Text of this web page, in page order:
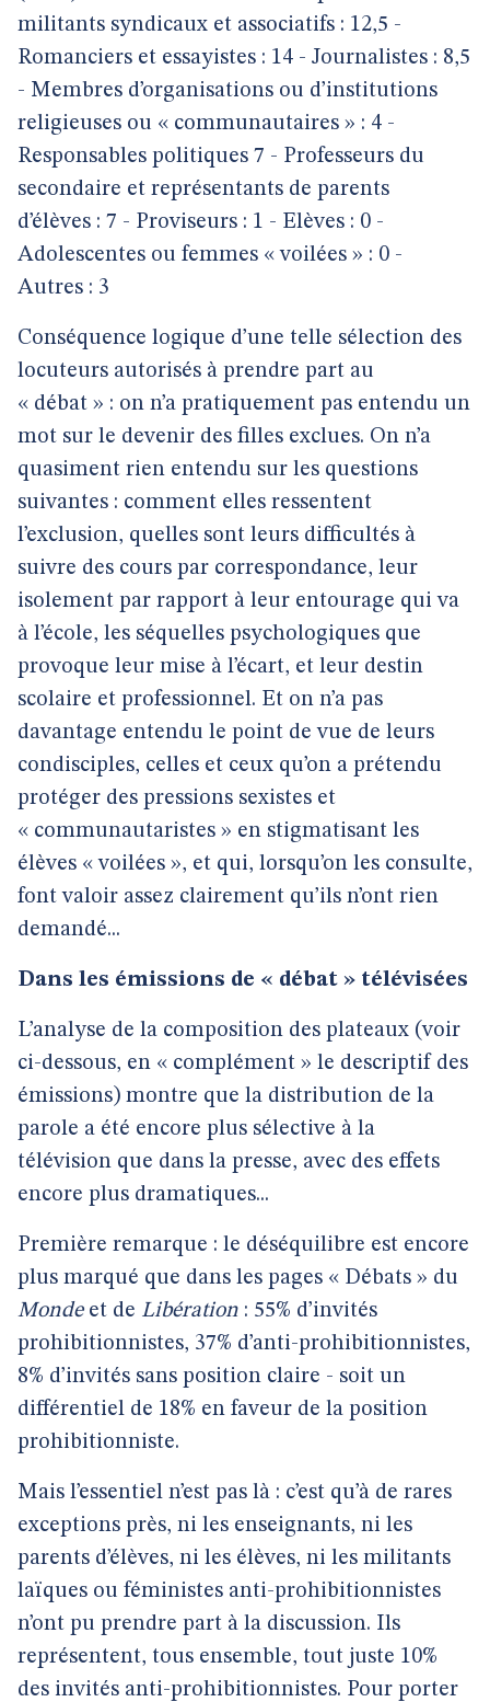
militants syndicaux et associatifs : 12,5 -
Romanciers et essayistes : 14 - Journalistes : 8,5
- Membres d’organisations ou d’institutions
religieuses ou « communautaires » : 4 -
Responsables politiques 7 - Professeurs du
secondaire et représentants de parents
d’élèves : 7 - Proviseurs : 1 - Elèves : 0 -
Adolescentes ou femmes « voilées » : 0 -
Autres : 3
Conséquence logique d’une telle sélection des
locuteurs autorisés à prendre part au
« débat » : on n’a pratiquement pas entendu un
mot sur le devenir des filles exclues. On n’a
quasiment rien entendu sur les questions
suivantes : comment elles ressentent
l’exclusion, quelles sont leurs difficultés à
suivre des cours par correspondance, leur
isolement par rapport à leur entourage qui va
à l’école, les séquelles psychologiques que
provoque leur mise à l’écart, et leur destin
scolaire et professionnel. Et on n’a pas
davantage entendu le point de vue de leurs
condisciples, celles et ceux qu’on a prétendu
protéger des pressions sexistes et
« communautaristes » en stigmatisant les
élèves « voilées », et qui, lorsqu’on les consulte,
font valoir assez clairement qu’ils n’ont rien
demandé...
Dans les émissions de « débat » télévisées
L’analyse de la composition des plateaux (voir
ci-dessous, en « complément » le descriptif des
émissions) montre que la distribution de la
parole a été encore plus sélective à la
télévision que dans la presse, avec des effets
encore plus dramatiques...
Première remarque : le déséquilibre est encore
plus marqué que dans les pages « Débats » du
Mondeet de Libération : 55% d’invités
prohibitionnistes, 37% d’anti-prohibitionnistes,
8% d’invités sans position claire - soit un
différentiel de 18% en faveur de la position
prohibitionniste.
Mais l’essentiel n’est pas là : c’est qu’à de rares
exceptions près, ni les enseignants, ni les
parents d’élèves, ni les élèves, ni les militants
laïques ou féministes anti-prohibitionnistes
n’ont pu prendre part à la discussion. Ils
représentent, tous ensemble, tout juste 10%
des invités anti-prohibitionnistes. Pour porter